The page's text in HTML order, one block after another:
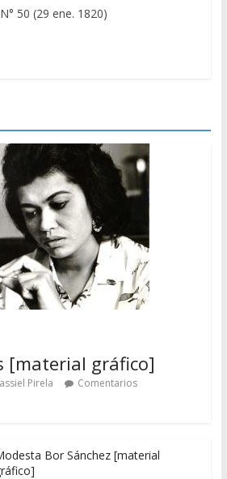
50 (29 ene. 1820)
[material gráfico]
Pirela
Comentarios
Bor Sánchez [material